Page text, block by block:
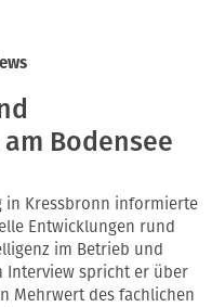
Bodensee
in Kressbronn informierte
Entwicklungen rund
im Betrieb und
Interview spricht er über
Mehrwert des fachlichen